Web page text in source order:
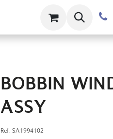
BOBBIN
ASSY
Ref: SA1994102